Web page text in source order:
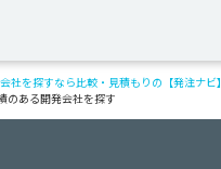
社を探すなら比較・見積もりの【発注ナビ】
のある開発会社を探す